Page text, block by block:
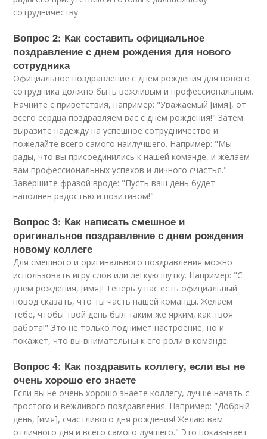
сотрудничеству.
Вопрос 2: Как составить официальное
поздравление с днем рождения для нового
сотрудника
Официальное поздравление с днем рождения для нового
сотрудника должно быть вежливым и профессиональным.
Начните с приветствия, например: "Уважаемый [имя], от
всего сердца поздравляем вас с днем рождения!" Затем
выразите надежду на успешное сотрудничество и
пожелайте всего самого наилучшего. Например: "Мы
рады, что вы присоединились к нашей команде, и желаем
вам профессиональных успехов и личного счастья."
Завершите фразой вроде: "Пусть ваш день будет
наполнен радостью и позитивом!"
Вопрос 3: Как написать смешное и
оригинальное поздравление с днем рождения
новому коллеге
Для смешного и оригинального поздравления можно
использовать игру слов или легкую шутку. Например: "С
днем рождения, [имя]! Теперь у нас есть официальный
повод сказать, что ты часть нашей команды. Желаем
тебе, чтобы твой день был таким же ярким, как твоя
работа!" Это не только поднимет настроение, но и
покажет, что вы внимательны к его роли в команде.
Вопрос 4: Как поздравить коллегу, если вы не
очень хорошо его знаете
Если вы не очень хорошо знаете коллегу, лучше начать с
простого и вежливого поздравления. Например: "Добрый
день, [имя], счастливого дня рождения! Желаю вам
отличного дня и всего самого лучшего." Это показывает